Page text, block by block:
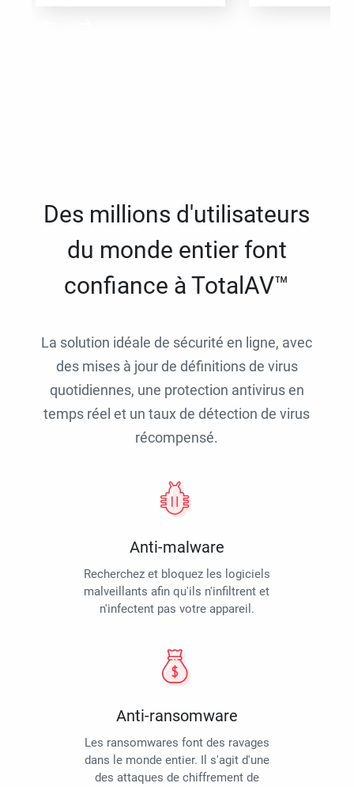
Des millions d'utilisateurs
du monde entier font
confiance à TotalAV™
La solution idéale de sécurité en ligne, avec
des mises à jour de définitions de virus
quotidiennes, une protection antivirus en
temps réel et un taux de détection de virus
récompensé.
Anti-malware
Recherchez et bloquez les logiciels
malveillants afin qu'ils n'infiltrent et
n'infectent pas votre appareil.
Anti-ransomware
Les ransomwares font des ravages
dans le monde entier. Il s'agit d'une
des attaques de chiffrement de